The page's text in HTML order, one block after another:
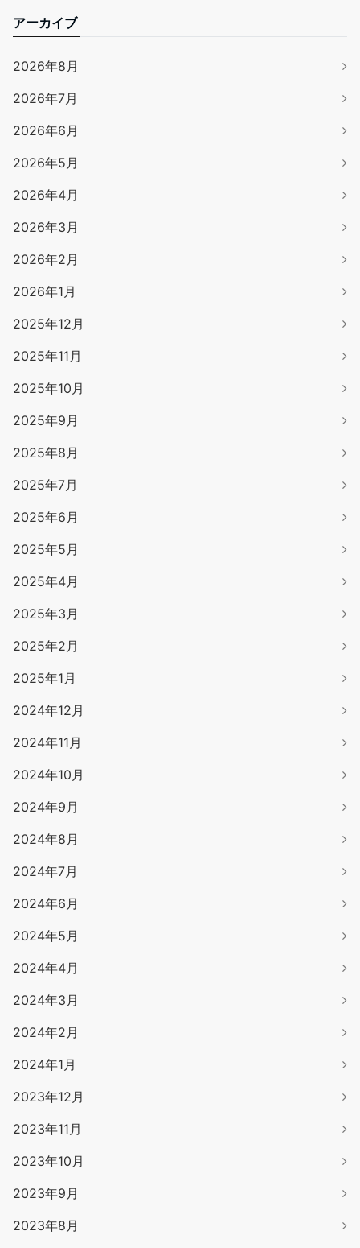
アーカイブ
2026年8月
2026年7月
2026年6月
2026年5月
2026年4月
2026年3月
2026年2月
2026年1月
2025年12月
2025年11月
2025年10月
2025年9月
2025年8月
2025年7月
2025年6月
2025年5月
2025年4月
2025年3月
2025年2月
2025年1月
2024年12月
2024年11月
2024年10月
2024年9月
2024年8月
2024年7月
2024年6月
2024年5月
2024年4月
2024年3月
2024年2月
2024年1月
2023年12月
2023年11月
2023年10月
2023年9月
2023年8月